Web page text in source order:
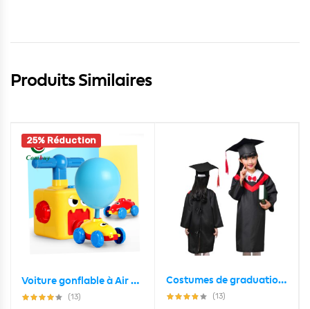
Produits Similaires
25% Réduction
Voiture gonflable à Air ballons pour enfants – سيارة بالون الهواء للأطفال
(13)
Costumes de graduation académique pour enfants 5-7 ans
(13)